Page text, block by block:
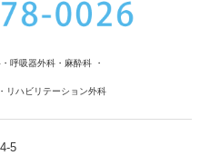
・呼吸器外科・麻酔科 ・
リハビリテーション外科
5